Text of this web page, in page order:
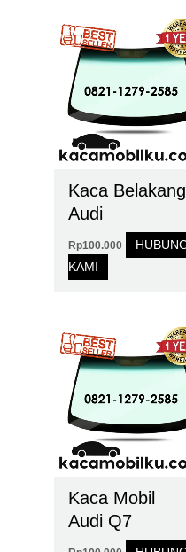
Kaca Belakang
Audi
Rp100.000
KAMI
Kaca Mobil
Audi Q7